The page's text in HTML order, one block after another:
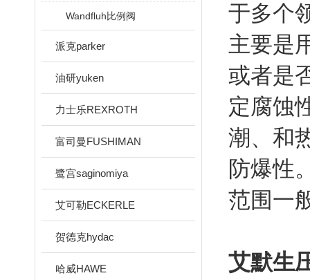
Wandfluh比例阀
派克parker
油研yuken
力士乐REXROTH
富司曼FUSHIMAN
鹭宫saginomiya
艾可勒ECKERLE
贺德克hydac
哈威HAWE
于多个
主要是
或者是
定腐蚀
潮、和
防爆性
范围一
艾默生